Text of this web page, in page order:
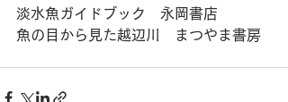
淡水魚ガイドブック　永岡書店
魚の目から見た越辺川　まつやま書房